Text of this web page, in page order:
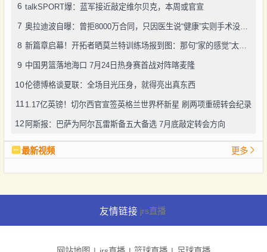
6 talkSPORT爆：蓝军接近敲定维尔贝克，本周或官宣
7 奥拉迪波自曝：曾拒8000万合同，只因医生说“健康”实则手术没做好
8 新篇章启幕！开拓者晒莫兰特训练场报到图：那句“家的感觉”太戳人
9 中国男篮落地海口 7月24日热身赛首战对阵喀麦隆
10伦德博格谈夏联：全场目光压身，就得亮出真东西
11 1.17亿英镑！切尔西官宣签英格兰世界杯新星 刷两项重磅转会纪录
12 阿斯报：巴萨为阿尔瓦雷斯备五大备选 7月底敲定转会方向
最新视频 更多
友情链接 jrs直播